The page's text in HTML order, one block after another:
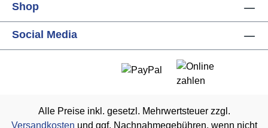
Shop
Social Media
Alle Preise inkl. gesetzl. Mehrwertsteuer zzgl.
Versandkosten und ggf. Nachnahmegebühren, wenn nicht